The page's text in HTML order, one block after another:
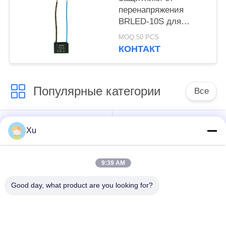
освещения
перенапряжения
BRLED-10S для
светодиодных
переменных
освещения
MOQ:50 PCS
КОНТАКТ
Популярные категории Все
Прибор защиты от
перенапряжения
типа 1
перенапряжения
приспособления 3
Xu
9:39 AM
Good day, what product are you looking for?